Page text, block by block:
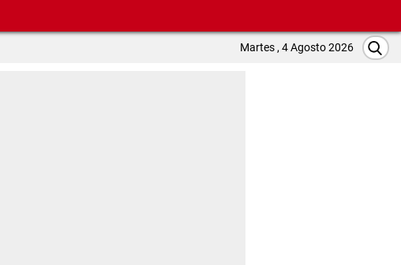
Martes , 4 Agosto 2026